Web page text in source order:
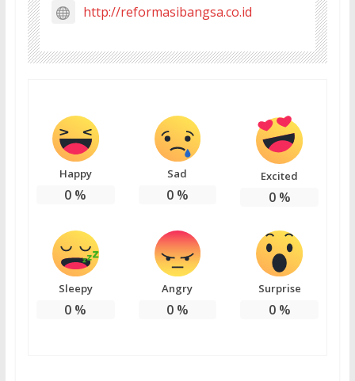
http://reformasibangsa.co.id
Happy
0 %
Sad
0%
Excited
0%
Sleepy
0 %
Angry
0%
Surprise
0%